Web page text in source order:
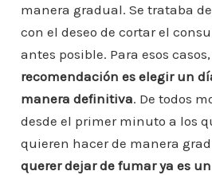
manera gradual. Se trataba
con el deseo de cortar el
antes posible. Para esos casos,
recomendación es elegir un
manera definitiva. De todos
desde el primer minuto a los
quieren hacer de manera
querer dejar de fumar ya es